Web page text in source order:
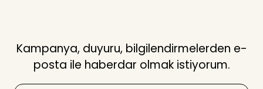
Kampanya, duyuru, bilgilendirmelerden e-
posta ile haberdar olmak istiyorum.